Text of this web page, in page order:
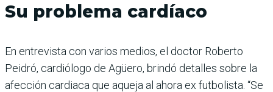
Su problema cardíaco
En entrevista con varios medios, el doctor Roberto
Peidró, cardiólogo de Agüero, brindó detalles sobre la
afección cardiaca que aqueja al ahora ex futbolista. “Se